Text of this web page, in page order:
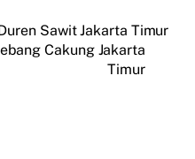
Sawit Jakarta Timur
Cakung Jakarta
Timur